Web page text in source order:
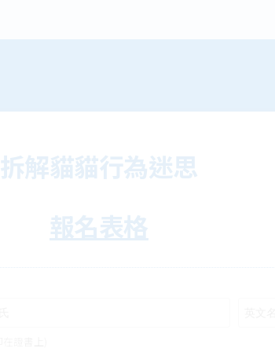
拆解貓貓行為迷思
報名表格